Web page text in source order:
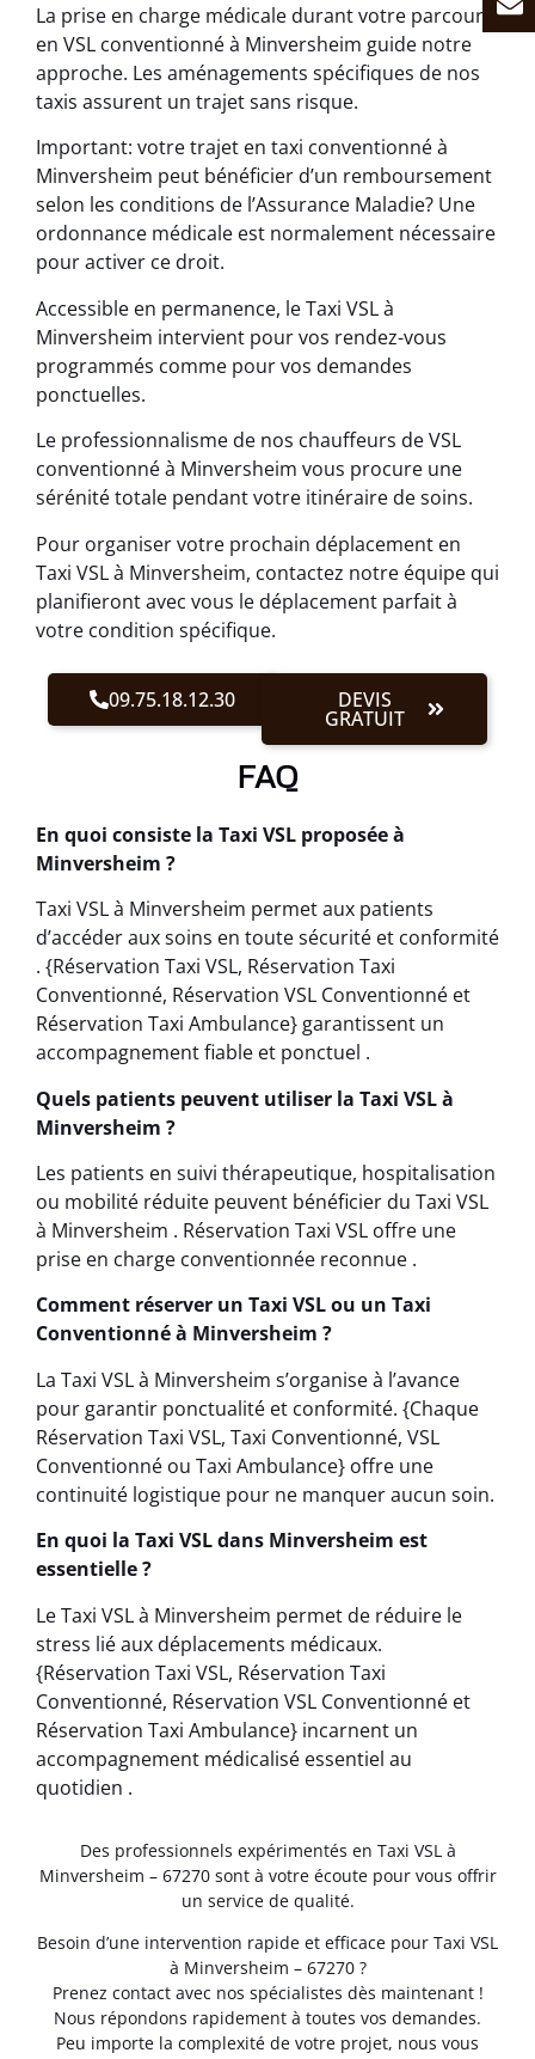
La prise en charge médicale durant votre parcours
en VSL conventionné à Minversheim guide notre
approche. Les aménagements spécifiques de nos
taxis assurent un trajet sans risque.
Important: votre trajet en taxi conventionné à
Minversheim peut bénéficier d’un remboursement
selon les conditions de l’Assurance Maladie? Une
ordonnance médicale est normalement nécessaire
pour activer ce droit.
Accessible en permanence, le Taxi VSL à
Minversheim intervient pour vos rendez-vous
programmés comme pour vos demandes
ponctuelles.
Le professionnalisme de nos chauffeurs de VSL
conventionné à Minversheim vous procure une
sérénité totale pendant votre itinéraire de soins.
Pour organiser votre prochain déplacement en
Taxi VSL à Minversheim, contactez notre équipe qui
planifieront avec vous le déplacement parfait à
votre condition spécifique.
09.75.18.12.30 DEVIS
GRATUIT
FAQ
En quoi consiste la Taxi VSL proposée à
Minversheim ?
Taxi VSL à Minversheim permet aux patients
d’accéder aux soins en toute sécurité et conformité
. {Réservation Taxi VSL, Réservation Taxi
Conventionné, Réservation VSL Conventionné et
Réservation Taxi Ambulance} garantissent un
accompagnement fiable et ponctuel .
Quels patients peuvent utiliser la Taxi VSL à
Minversheim ?
Les patients en suivi thérapeutique, hospitalisation
ou mobilité réduite peuvent bénéficier du Taxi VSL
à Minversheim . Réservation Taxi VSL offre une
prise en charge conventionnée reconnue .
Comment réserver un Taxi VSL ou un Taxi
Conventionné à Minversheim ?
La Taxi VSL à Minversheim s’organise à l’avance
pour garantir ponctualité et conformité. {Chaque
Réservation Taxi VSL, Taxi Conventionné, VSL
Conventionné ou Taxi Ambulance} offre une
continuité logistique pour ne manquer aucun soin.
En quoi la Taxi VSL dans Minversheim est
essentielle ?
Le Taxi VSL à Minversheim permet de réduire le
stress lié aux déplacements médicaux.
{Réservation Taxi VSL, Réservation Taxi
Conventionné, Réservation VSL Conventionné et
Réservation Taxi Ambulance} incarnent un
accompagnement médicalisé essentiel au
quotidien .
Des professionnels expérimentés en Taxi VSL à
Minversheim – 67270 sont à votre écoute pour vous offrir
un service de qualité.
Besoin d’une intervention rapide et efficace pour Taxi VSL
à Minversheim – 67270 ?
Prenez contact avec nos spécialistes dès maintenant !
Nous répondons rapidement à toutes vos demandes.
Peu importe la complexité de votre projet, nous vous